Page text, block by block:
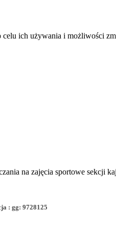
ich używania i możliwości
na zajęcia sportowe sekcji
: gg: 9728125